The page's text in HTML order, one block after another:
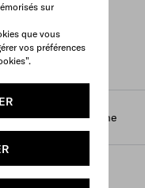
sur
que vous
vos préférences
/ Parfums femme